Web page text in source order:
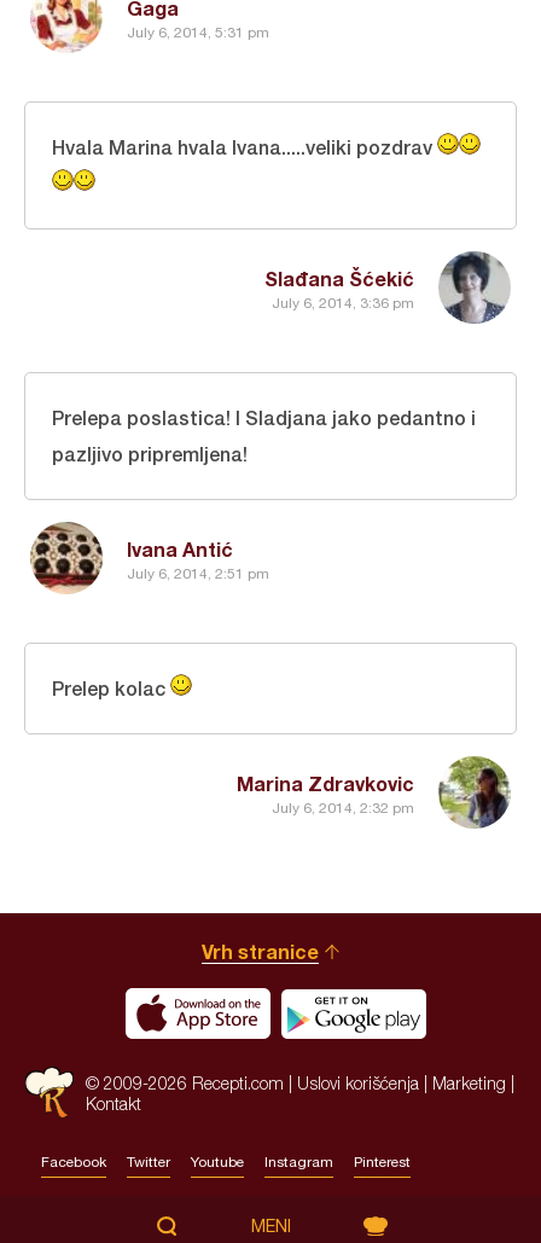
Gaga
July 6, 2014, 5:31 pm
Slađana Šćekić
July 6, 2014, 3:36 pm
Hvala Marina hvala Ivana.....veliki pozdrav
Ivana Antić
July 6, 2014, 2:51 pm
Prelepa poslastica! I Sladjana jako pedantno i
pazljivo pripremljena!
Marina Zdravkovic
July 6, 2014, 2:32 pm
Prelep kolac
Vrh stranice
© 2009-2026 Recepti.com | Uslovi korišćenja Marketing
Kontakt
Facebook Twitter Youtube Instagram Pinterest